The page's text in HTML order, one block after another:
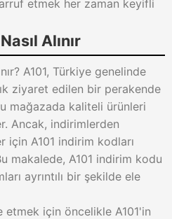
etmek her zaman keyifli
Alınır
A101, Türkiye genelinde
ziyaret edilen bir perakende
mağazada kaliteli ürünleri
Ancak, indirimlerden
için A101 indirim kodları
makalede, A101 indirim kodu
ayrıntılı bir şekilde ele
etmek için öncelikle A101'in